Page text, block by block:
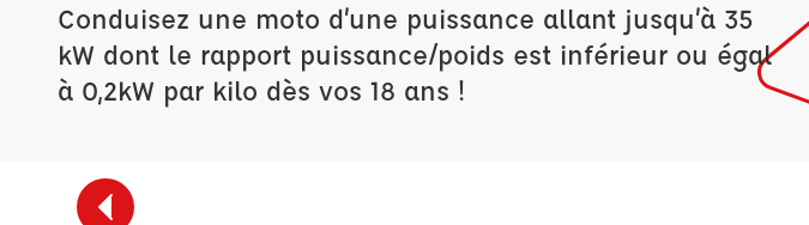
Conduisez une moto d’une puissance allant jusqu’à 35
kW dont le rapport puissance/poids est inférieur ou égal
à 0,2kW par kilo dès vos 18 ans !